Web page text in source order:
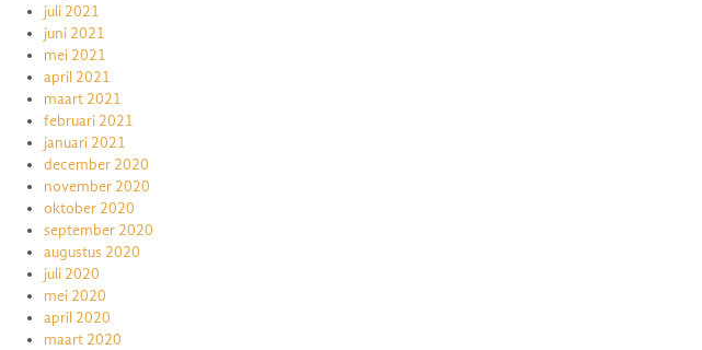
juli 2021
juni 2021
mei 2021
april 2021
maart 2021
februari 2021
januari 2021
december 2020
november 2020
oktober 2020
september 2020
augustus 2020
juli 2020
mei 2020
april 2020
maart 2020